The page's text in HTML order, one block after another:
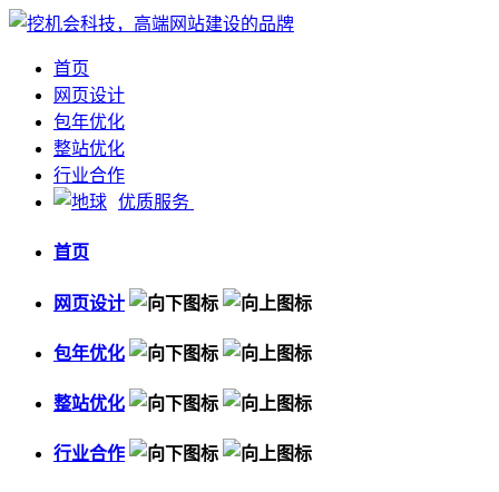
首页
网页设计
包年优化
整站优化
行业合作
优质服务
首页
网页设计
包年优化
整站优化
行业合作